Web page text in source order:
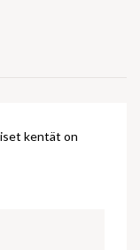
kentät on